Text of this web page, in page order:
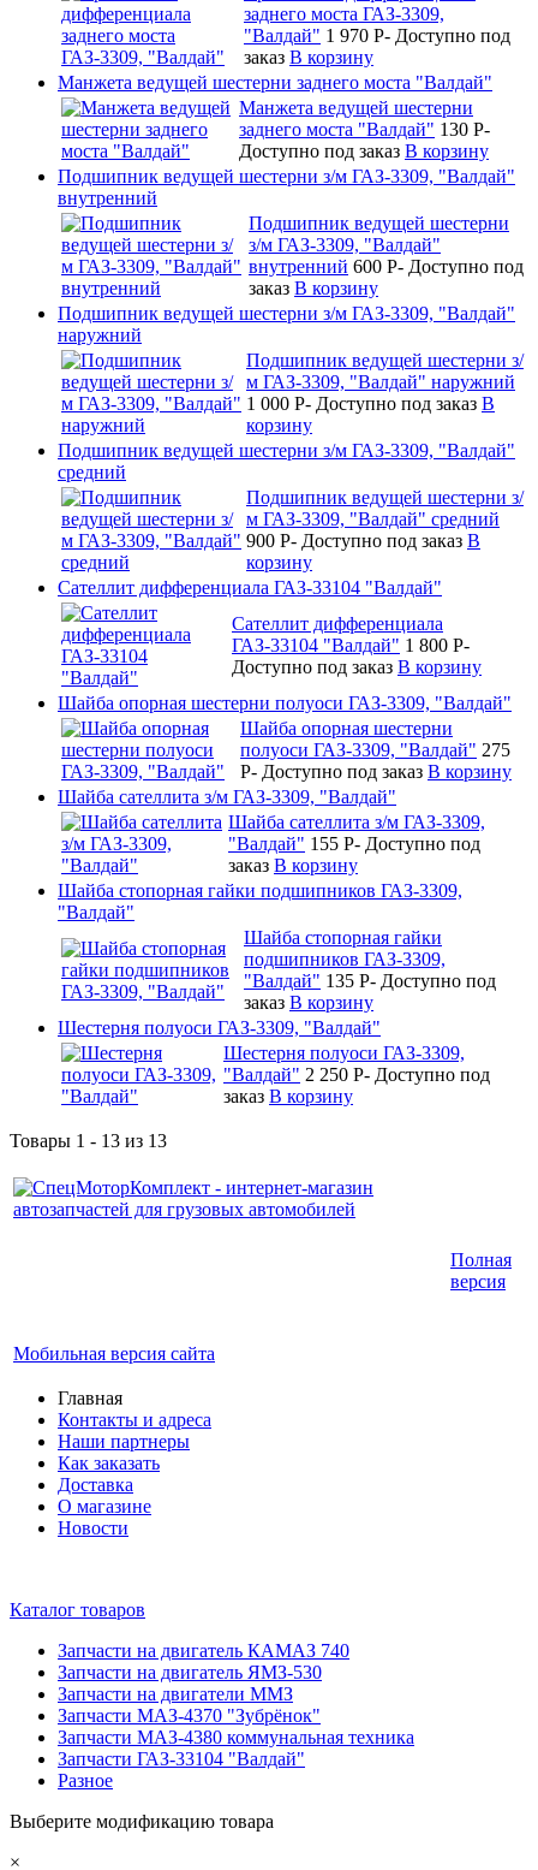
заднего моста ГАЗ-3309,
"Валдай" 1 970 P- Доступно под
заказ В корзину
Манжета ведущей шестерни заднего моста "Валдай"
Манжета ведущей шестерни
заднего моста "Валдай" 130 P-
Доступно под заказ В корзину
Подшипник ведущей шестерни з/м ГАЗ-3309, "Валдай"
внутренний
Подшипник ведущей шестерни
з/м ГАЗ-3309, "Валдай"
внутренний 600 P- Доступно под
заказ В корзину
Подшипник ведущей шестерни з/м ГАЗ-3309, "Валдай"
наружний
Подшипник ведущей шестерни з/
м ГАЗ-3309, "Валдай" наружний
1 000 P- Доступно под заказ В
корзину
Подшипник ведущей шестерни з/м ГАЗ-3309, "Валдай"
средний
Подшипник ведущей шестерни з/
м ГАЗ-3309, "Валдай" средний
900 P- Доступно под заказ В
корзину
Сателлит дифференциала ГАЗ-33104 "Валдай"
Сателлит дифференциала
ГАЗ-33104 "Валдай" 1 800 P-
Доступно под заказ В корзину
Шайба опорная шестерни полуоси ГАЗ-3309, "Валдай"
Шайба опорная шестерни
полуоси ГАЗ-3309, "Валдай" 275
P- Доступно под заказ В корзину
Шайба сателлита з/м ГАЗ-3309, "Валдай"
Шайба сателлита з/м ГАЗ-3309,
"Валдай" 155 P- Доступно под
заказ В корзину
Шайба стопорная гайки подшипников ГАЗ-3309,
"Валдай"
Шайба стопорная гайки
подшипников ГАЗ-3309,
"Валдай" 135 P- Доступно под
заказ В корзину
Шестерня полуоси ГАЗ-3309, "Валдай"
Шестерня полуоси ГАЗ-3309,
"Валдай" 2 250 P- Доступно под
заказ В корзину
Товары 1 - 13 из 13
Мобильная версия сайта
Полная
версия
Главная
Контакты и адреса
Наши партнеры
Как заказать
Доставка
О магазине
Новости
Каталог товаров
Запчасти на двигатель КАМАЗ 740
Запчасти на двигатель ЯМЗ-530
Запчасти на двигатели ММЗ
Запчасти МАЗ-4370 "Зубрёнок"
Запчасти МАЗ-4380 коммунальная техника
Запчасти ГАЗ-33104 "Валдай"
Разное
Выберите модификацию товара
×